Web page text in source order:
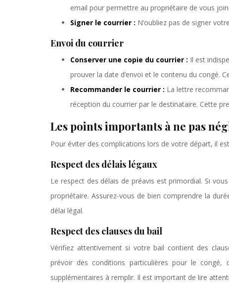
email pour permettre au propriétaire de vous
Signer le courrier : N’oubliez pas de signer
Envoi du courrier
Conserver une copie du courrier : Il est
prouver la date d’envoi et le contenu du congé.
Recommander le courrier : La lettre
réception du courrier par le destinataire. Cette
Les points importants à ne pas
Pour éviter des complications lors de votre départ, il
Respect des délais légaux
Le respect des délais de préavis est primordial. Si
propriétaire. Assurez-vous de bien comprendre la
délai légal.
Respect des clauses du bail
Vérifiez attentivement si votre bail contient des
prévoir des conditions particulières pour le
supplémentaires à remplir. Il est important de lire